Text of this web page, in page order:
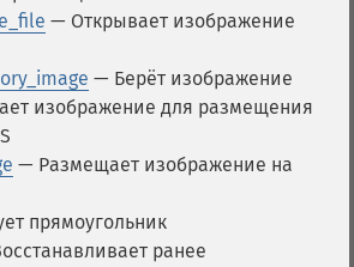
— Открывает изображение
— Берёт изображение
изображение для размещения
— Размещает изображение на
прямоугольник
ранее